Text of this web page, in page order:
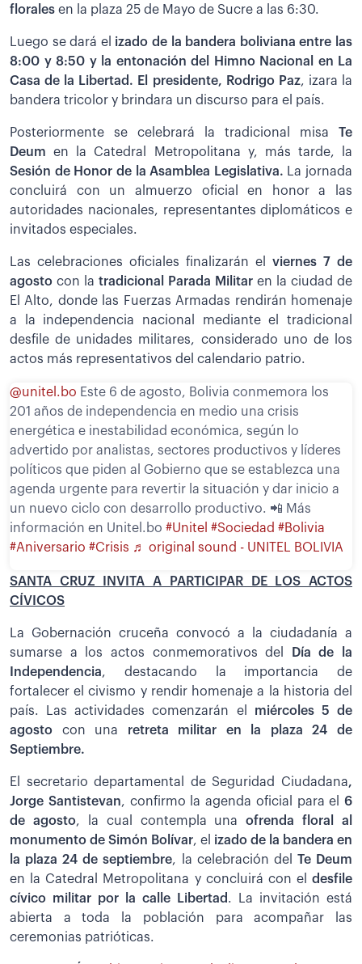
florales en la plaza 25 de Mayo de Sucre a las 6:30.
Luego se dará el izado de la bandera boliviana entre las
8:00 y 8:50 y la entonación del Himno Nacional en La
Casa de la Libertad. El presidente, Rodrigo Paz, izara la
bandera tricolor y brindara un discurso para el país.
Posteriormente se celebrará la tradicional misa Te
Deum en la Catedral Metropolitana y, más tarde, la
Sesión de Honor de la Asamblea Legislativa. La jornada
concluirá con un almuerzo oficial en honor a las
autoridades nacionales, representantes diplomáticos e
invitados especiales.
Las celebraciones oficiales finalizarán el viernes 7 de
agosto con la tradicional Parada Militar en la ciudad de
El Alto, donde las Fuerzas Armadas rendirán homenaje
a la independencia nacional mediante el tradicional
desfile de unidades militares, considerado uno de los
actos más representativos del calendario patrio.
@unitel.bo Este 6 de agosto, Bolivia conmemora los
201 años de independencia en medio una crisis
energética e inestabilidad económica, según lo
advertido por analistas, sectores productivos y líderes
políticos que piden al Gobierno que se establezca una
agenda urgente para revertir la situación y dar inicio a
un nuevo ciclo con desarrollo productivo. 📲 Más
información en Unitel.bo #Unitel #Sociedad #Bolivia
#Aniversario #Crisis ♬ original sound - UNITEL BOLIVIA
SANTA CRUZ INVITA A PARTICIPAR DE LOS ACTOS
CÍVICOS
La Gobernación cruceña convocó a la ciudadanía a
sumarse a los actos conmemorativos del
Día de la
Independencia, destacando la importancia de
fortalecer el civismo y rendir homenaje a la historia del
país. Las actividades comenzarán el miércoles 5 de
agosto con una retreta militar en la plaza 24 de
Septiembre.
El secretario departamental de Seguridad Ciudadana,
Jorge Santistevan, confirmo la agenda oficial para el 6
de agosto, la cual contempla unaofrenda floral al
monumento de Simón Bolívar, el izado de la bandera en
la plaza 24 de septiembre, la celebración del Te Deum
en la Catedral Metropolitana y concluirá con el desfile
cívico militar por la calle Libertad . La invitación está
abierta a toda la población para acompañar las
ceremonias patrióticas.